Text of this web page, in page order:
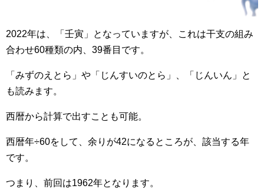
2022年は、「壬寅」となっていますが、これは干支の組み
合わせ60種類の内、39番目です。
「みずのえとら」や「じんすいのとら」、「じんいん」と
も読みます。
西暦から計算で出すことも可能。
西暦年÷60をして、余りが42になるところが、該当する年
です。
つまり、前回は1962年となります。